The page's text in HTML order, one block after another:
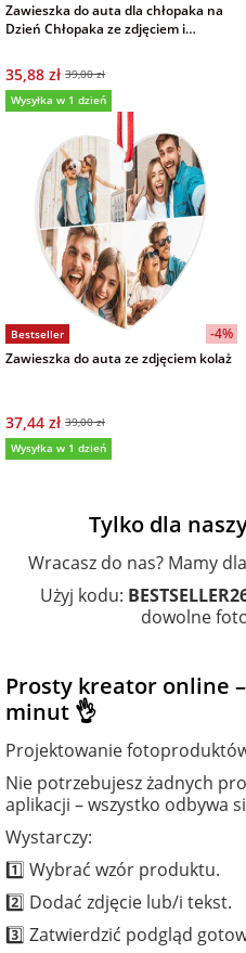
Zawieszka do auta dla chłopaka na
Dzień Chłopaka ze zdjęciem i
35,88 zł 39,00 zł
Wysyłka w 1 dzień
Bestseller
-4%
Zawieszka do auta ze zdjęciem kolaż
37,44 zł 39,00 zł
Wysyłka w 1 dzień
Tylko dla
Wracasz do nas? Mamy
Użyj kodu:
dowolne
Prosty kreator online
minut 👌
Projektowanie
Nie potrzebujesz żadnych
aplikacji – wszystko odbywa
Wystarczy:
1️⃣ Wybrać wzór produktu.
2️⃣ Dodać zdjęcie lub/i tekst.
3️⃣ Zatwierdzić podgląd